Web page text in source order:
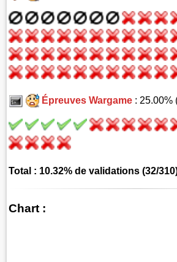
Épreuves Wargame: 25.00%
Total : 10.32% de validations (32/
Chart :